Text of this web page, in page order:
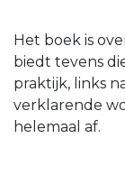
Het boek is
biedt tevens
praktijk, links
verklarende
helemaal af.